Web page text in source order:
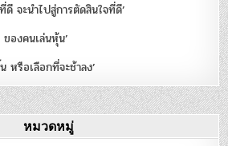
จะนำไปสู่การตัดสินใจที่ดี’
องคนเล่นหุ้น’
หรือเลือกที่จะช้าลง’
หมวดหมู่